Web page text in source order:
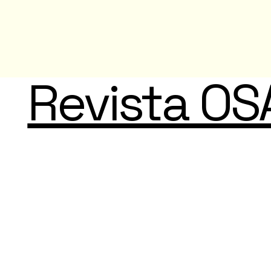
Revista